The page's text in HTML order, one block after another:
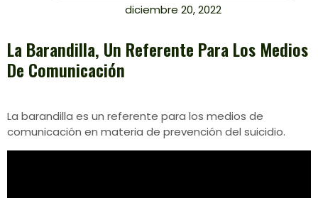
diciembre 20, 2022
La Barandilla, Un Referente Para Los Medios
De Comunicación
La barandilla es un referente para los medios de
comunicación en materia de prevención del suicidio.